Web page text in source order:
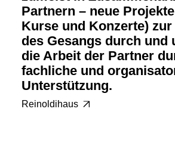
Partnern – neue
Kurse und Konzerte)
des Gesangs durch und
die Arbeit der Partner
fachliche und
Unterstützung.
Reinoldihaus